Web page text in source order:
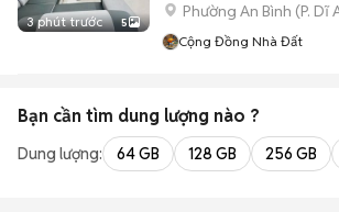
3 phút trước 5
Phường An Bình (P. Dĩ
Cộng Đồng Nhà Đất
Bạn cần tìm dung lượng nào ?
Dung lượng: 64 GB 128 GB 256 GB